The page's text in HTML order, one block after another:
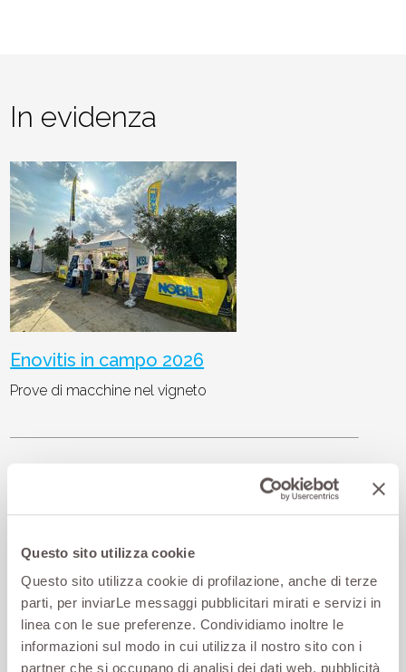
Questo sito utilizza cookie
Questo sito utilizza cookie di profilazione, anche di terze
parti, per inviarLe messaggi pubblicitari mirati e servizi in
linea con le sue preferenze. Condividiamo inoltre le
informazioni sul modo in cui utilizza il nostro sito con i
partner che si occupano di analisi dei dati web, pubblicità
In evidenza
Enovitis in campo 2026
Prove di macchine nel vigneto
Siamo presenti a EIMA International